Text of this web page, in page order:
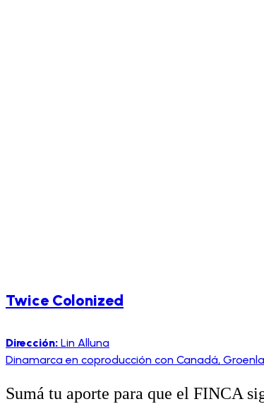
Twice Colonized
Dirección: Lin Alluna
Dinamarca en coproducción con Canadá,
Sumá tu aporte para que el FINCA